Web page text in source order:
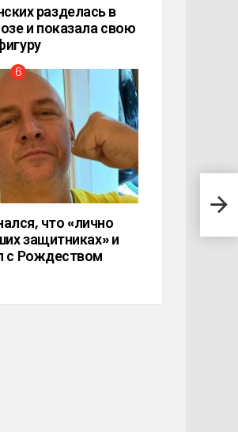
так
разделась в
и показала свою
что «лично
защитниках» и
с Рождеством